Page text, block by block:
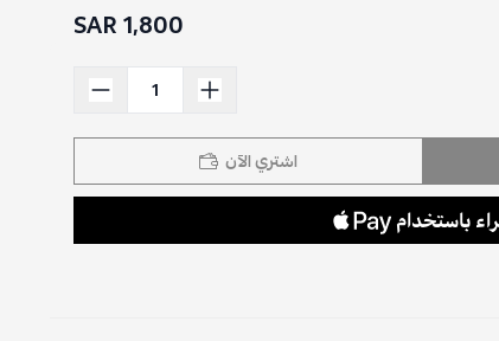
1,800 SAR
اشتري الآن